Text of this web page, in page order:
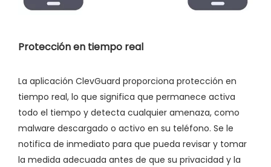
Protección en tiempo real
La aplicación ClevGuard proporciona protección en
tiempo real, lo que significa que permanece activa
todo el tiempo y detecta cualquier amenaza, como
malware descargado o activo en su teléfono. Se le
notifica de inmediato para que pueda revisar y tomar
la medida adecuada antes de que su privacidad y la